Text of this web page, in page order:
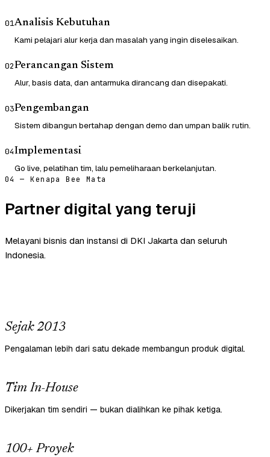
01Analisis Kebutuhan
Kami pelajari alur kerja dan masalah yang ingin diselesaikan.
02Perancangan Sistem
Alur, basis data, dan antarmuka dirancang dan disepakati.
03Pengembangan
Sistem dibangun bertahap dengan demo dan umpan balik rutin.
04Implementasi
Go live, pelatihan tim, lalu pemeliharaan berkelanjutan.
04 — Kenapa Bee Mata
Partner digital yang teruji
Melayani bisnis dan instansi di DKI Jakarta dan seluruh
Indonesia.
Sejak 2013
Pengalaman lebih dari satu dekade membangun produk digital.
Tim In-House
Dikerjakan tim sendiri — bukan dialihkan ke pihak ketiga.
100+ Proyek